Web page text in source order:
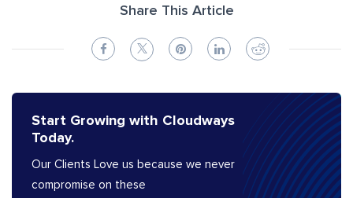
Share This Article
Start Growing with Cloudways
Today.
Our Clients Love us because we never
compromise on these